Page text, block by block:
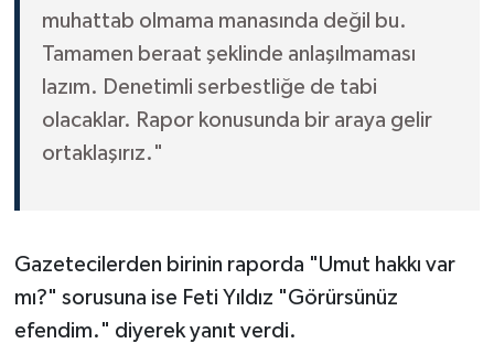
muhattab olmama manasında değil bu.
Tamamen beraat şeklinde anlaşılmaması
lazım. Denetimli serbestliğe de tabi
olacaklar. Rapor konusunda bir araya gelir
ortaklaşırız."
Gazetecilerden birinin raporda "Umut hakkı var
mı?" sorusuna ise Feti Yıldız "Görürsünüz
efendim." diyerek yanıt verdi.